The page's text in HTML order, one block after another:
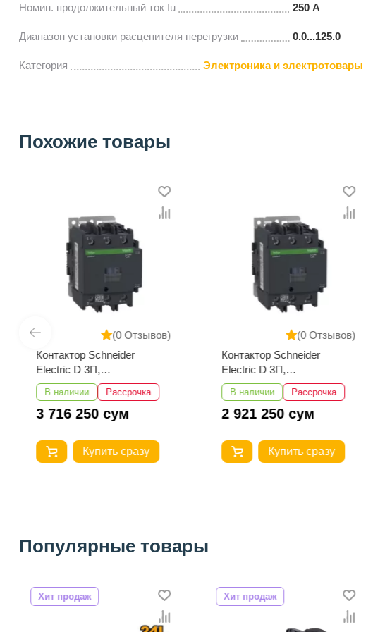
Номин. продолжительный ток Iu 250 А
Диапазон установки расцепителя перегрузки 0.0...125.0
Категория Электроника и электротовары
Похожие товары
(0 Отзывов)
Контактор Schneider
Electric D 3П,
95А,НО+НЗ,220B
LC1D95M7
В наличии Рассрочка
3 716 250 сум
Купить сразу
(0 Отзывов)
Контактор Schneider
Electric D 3П,
80А,НО+НЗ,220B
LC1D80M7
В наличии Рассрочка
2 921 250 сум
Купить сразу
Популярные товары
Хит продаж Хит продаж